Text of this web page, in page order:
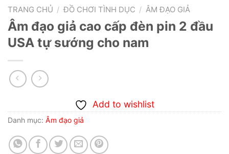
TRANG CHỦ / ĐỒ CHƠI TÌNH DỤC / ÂM ĐẠO GIẢ
Âm đạo giả cao cấp đèn pin 2 đầu
USA tự sướng cho nam
Add to wishlist
Danh mục: Âm đạo giả